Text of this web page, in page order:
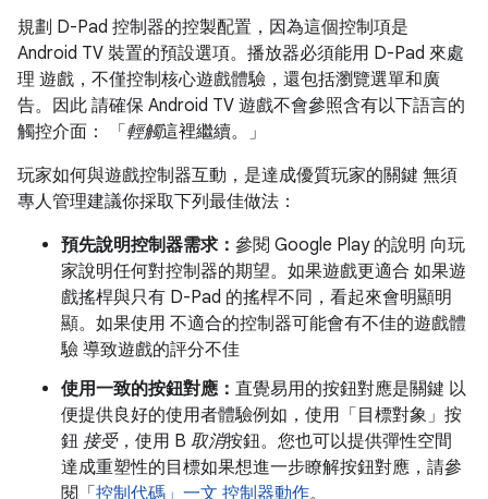
規劃 D-Pad 控制器的控製配置，因為這個控制項是
Android TV 裝置的預設選項。播放器必須能用 D-Pad 來處
理 遊戲，不僅控制核心遊戲體驗，還包括瀏覽選單和廣
告。因此 請確保 Android TV 遊戲不會參照含有以下語言的
觸控介面： 「 輕觸這裡繼續。」
玩家如何與遊戲控制器互動，是達成優質玩家的關鍵 無須
專人管理建議你採取下列最佳做法：
預先說明控制器需求： 參閱 Google Play 的說明 向玩
家說明任何對控制器的期望。如果遊戲更適合 如果遊
戲搖桿與只有 D-Pad 的搖桿不同，看起來會明顯明
顯。如果使用 不適合的控制器可能會有不佳的遊戲體
驗 導致遊戲的評分不佳
使用一致的按鈕對應： 直覺易用的按鈕對應是關鍵 以
便提供良好的使用者體驗例如，使用「目標對象」按
鈕 接受，使用 B 取消按鈕。您也可以提供彈性空間
達成重塑性的目標如果想進一步瞭解按鈕對應，請參
閱「 控制代碼」一文 控制器動作。